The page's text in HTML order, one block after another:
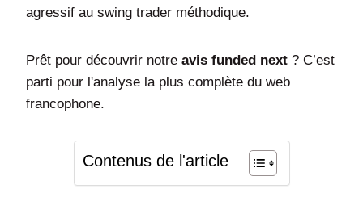
agressif au swing trader méthodique.
Prêt pour découvrir notre avis funded next ? C’est
parti pour l'analyse la plus complète du web
francophone.
Contenus de l'article